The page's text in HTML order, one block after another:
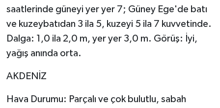
saatlerinde güneyi yer yer 7; Güney Ege'de batı
ve kuzeybatıdan 3 ila 5, kuzeyi 5 ila 7 kuvvetinde.
Dalga: 1,0 ila 2,0 m, yer yer 3,0 m. Görüş: İyi,
yağış anında orta.
AKDENİZ
Hava Durumu: Parçalı ve çok bulutlu, sabah